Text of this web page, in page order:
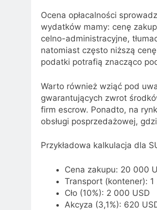
Ocena opłacalności
wydatków mamy: cenę
celno-administracyjne,
natomiast często niższą
podatki potrafią znacząco
Warto również wziąć pod
gwarantujących zwrot
firm escrow. Ponadto, na
obsługi posprzedażowej,
Przykładowa kalkulacja dla
Cena zakupu: 20 000
Transport (kontener): 1
Cło (10%): 2 000 USD
Akcyza (3,1%): 620